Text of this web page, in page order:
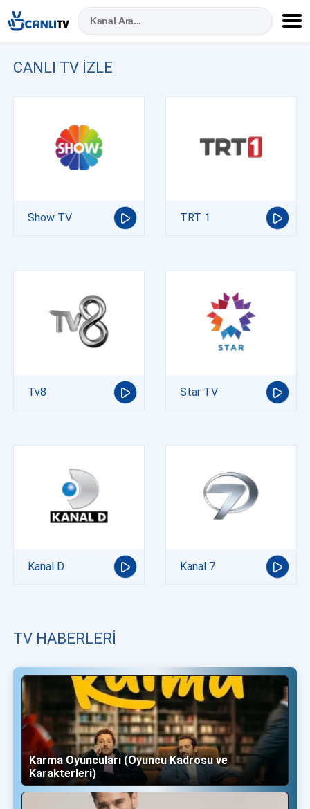
CANLI TV IZLE
Show TV TRT 1
Tv8 Star TV
Kanal D Kanal 7
TV HABERLERI
Karma Oyuncuları (Oyuncu Kadrosu ve
Karakterleri)